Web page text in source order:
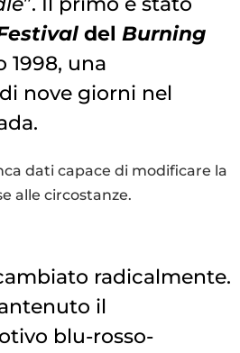
del Burning
1998, una
nove giorni nel
dati capace di modificare la
alle circostanze.
radicalmente.
il
blu-rosso-